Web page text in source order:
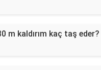
m kaldırım kaç taş eder?